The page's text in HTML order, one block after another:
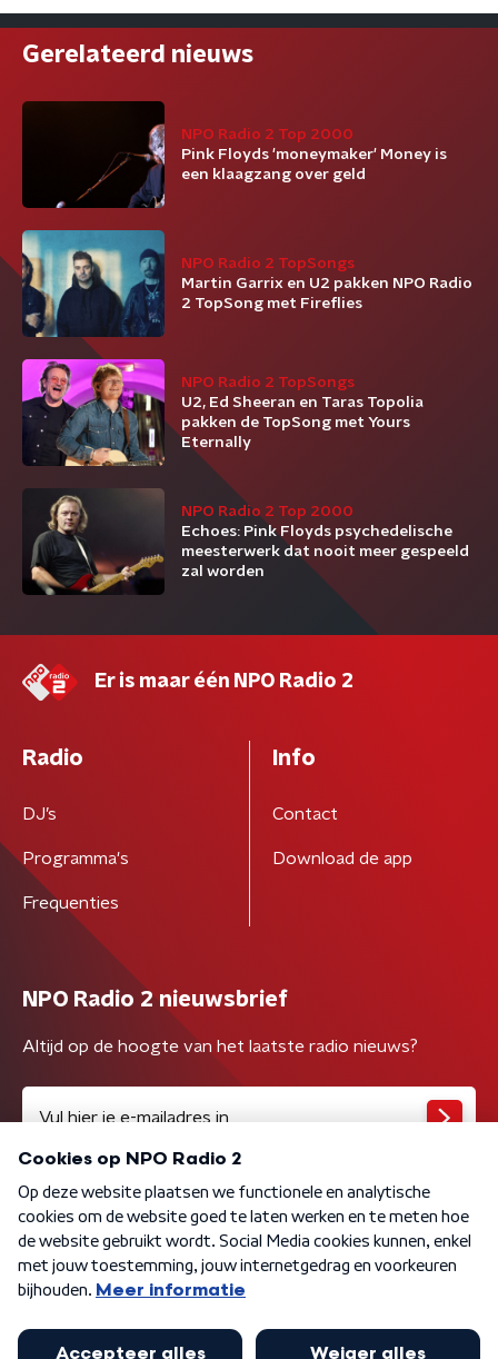
Gerelateerd nieuws
NPO Radio 2 Top 2000
Pink Floyds 'moneymaker' Money is
een klaagzang over geld
NPO Radio 2 TopSongs
Martin Garrix en U2 pakken NPO Radio
2 TopSong met Fireflies
NPO Radio 2 TopSongs
U2, Ed Sheeran en Taras Topolia
pakken de TopSong met Yours
Eternally
NPO Radio 2 Top 2000
Echoes: Pink Floyds psychedelische
meesterwerk dat nooit meer gespeeld
zal worden
Er is maar één NPO Radio 2
Radio
DJ’s
Programma's
Frequenties
Info
Contact
Download de app
NPO Radio 2 nieuwsbrief
Altijd op de hoogte van het laatste radio nieuws?
Algemene voorwaarden